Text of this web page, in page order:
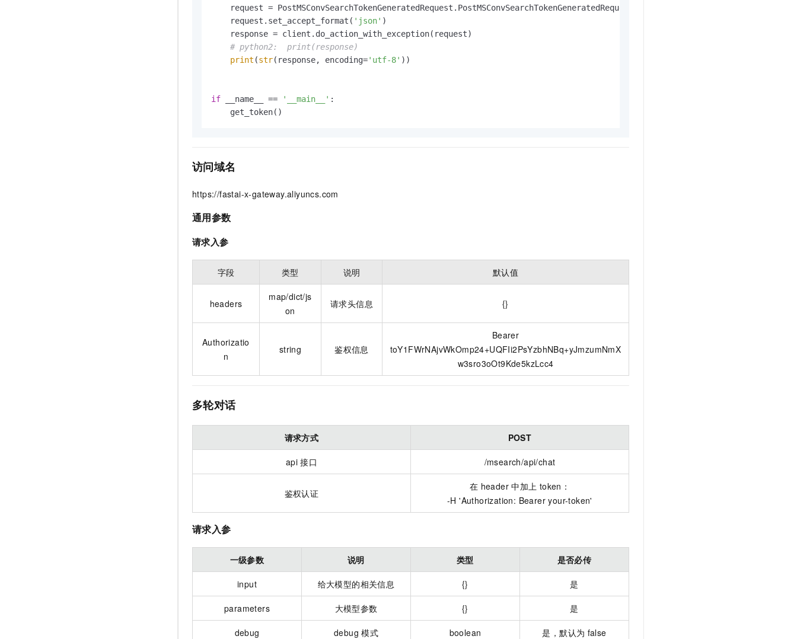
    request = PostMSConvSearchTokenGeneratedRequest.PostMSConvSearchTokenGeneratedRequest()
    request.set_accept_format(
'json' )
    response = client.do_action_with_exception(request)
# python2:  print(response)
print (str(response, encoding='utf-8' ))
if __name__ == '__main__' :
访问域名
https://fastai-x-gateway.aliyuncs.com
通用参数
请求入参
字段 类型 说明 默认值
headers
map/dict/js
on
请求头信息 {}
Authorizatio
n
string 鉴权信息
Bearer
toY1FWrNAjvWkOmp24+UQFIi2PsYzbhNBq+yJmzumNmX
w3sro3oOt9Kde5kzLcc4
多轮对话
请求方式 POST
api 接口 /msearch/api/chat
鉴权认证
在 header 中加上 token：
-H 'Authorization: Bearer your-token'
请求入参
一级参数 说明 类型 是否必传
input 给大模型的相关信息 {} 是
parameters 大模型参数 {} 是
debug debug 模式 boolean 是，默认为 false